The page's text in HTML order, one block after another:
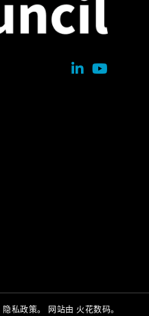
隐私政策。 网站由 火花数码。